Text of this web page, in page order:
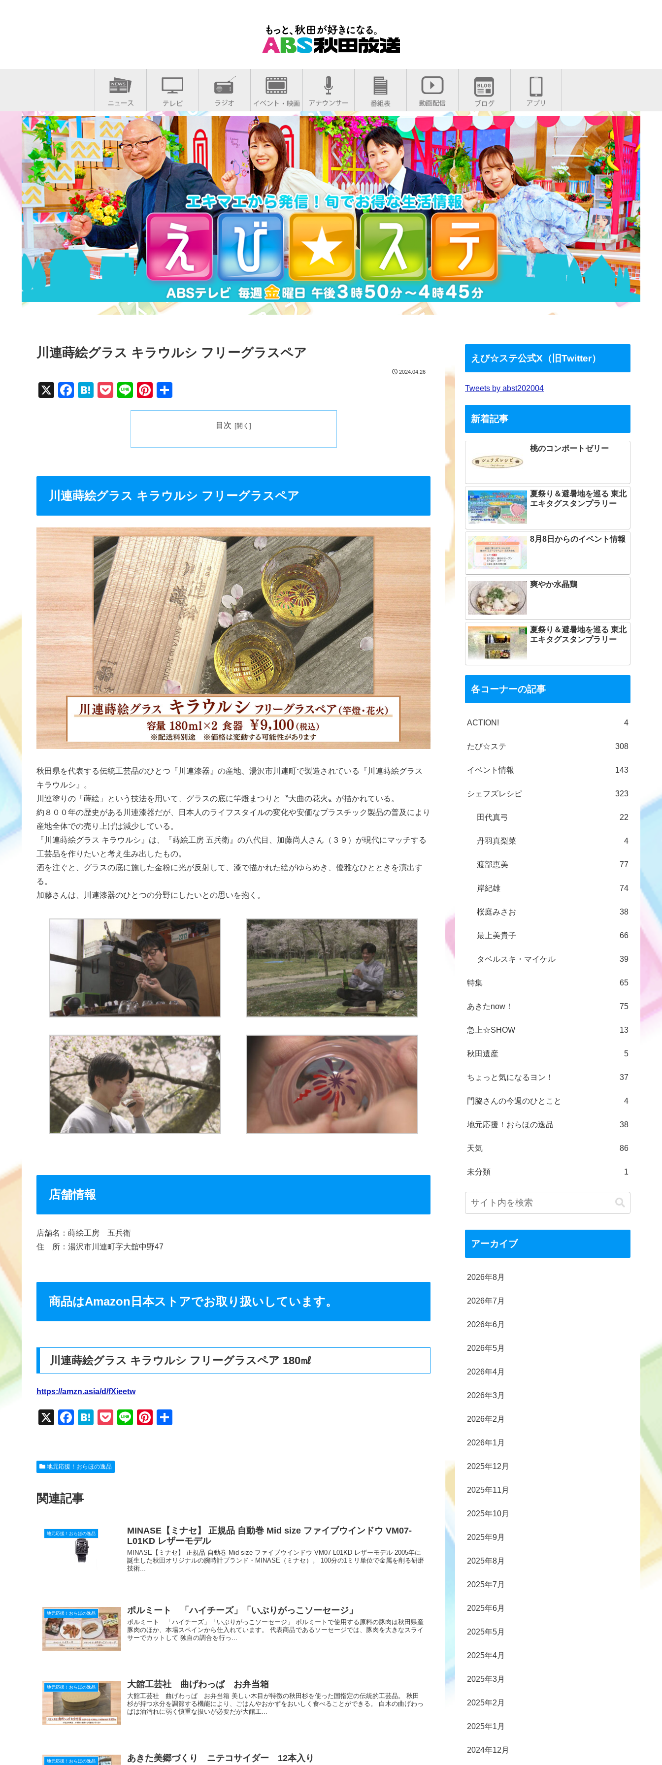
川連蒔絵グラス キラウルシ フリーグラスペア
2024.04.26
X
F
k
H
P
Li
n
Pi
nt
st
有
目次
川連蒔絵グラス キラウルシ フリーグラスペア
秋田県を代表する伝統工芸品のひとつ『川連漆器』の産地、湯沢市川連町で製造されている『川連蒔絵グラス
キラウルシ』。
川連塗りの「蒔絵」という技法を用いて、グラスの底に竿燈まつりと〝大曲の花火〟が描かれている。
約８００年の歴史がある川連漆器だが、日本人のライフスタイルの変化や安価なプラスチック製品の普及により
産地全体での売り上げは減少している。
『川連蒔絵グラス キラウルシ』は、『蒔絵工房 五兵衛』の八代目、加藤尚人さん（３９）が現代にマッチする
工芸品を作りたいと考え生み出したもの。
酒を注ぐと、グラスの底に施した金粉に光が反射して、漆で描かれた絵がゆらめき、優雅なひとときを演出す
る。
加藤さんは、川連漆器のひとつの分野にしたいとの思いを抱く。
店舗情報
店舗名：蒔絵工房 五兵衛
住 所：湯沢市川連町字大舘中野47
商品はAmazon日本ストアでお取り扱いしています。
川連蒔絵グラス キラウルシ フリーグラスペア 180㎖
https://amzn.asia/d/fXieetw
X
F
e
o
k
H
n
P
et
Li
Pi
地元応援！おらほの逸品
関連記事
地元応援！おらほの逸品
MINASE【ミナセ】 正規品 自動巻 Mid size ファイブウインドウ VM07-
L01KD レザーモデル
MINASE【ミナセ】 正規品 自動巻 Mid size ファイブウインドウ VM07-L01KD レザーモデル 2005年に
誕生した秋田オリジナルの腕時計ブランド・MINASE（ミナセ）。 100分の1ミリ単位で金属を削る研磨
技術...
地元応援！おらほの逸品 ポルミート 「ハイチーズ」「いぶりがっこソーセージ」
ポルミート 「ハイチーズ」「いぶりがっこソーセージ」 ポルミートで使用する原料の豚肉は秋田県産
豚肉のほか、本場スペインから仕入れています。 代表商品であるソーセージでは、豚肉を大きなスライ
サーでカットして 独自の調合を行っ...
地元応援！おらほの逸品 大館工芸社 曲げわっぱ お弁当箱
大館工芸社 曲げわっぱ お弁当箱 美しい木目が特徴の秋田杉を使った国指定の伝統的工芸品。 秋田
杉が持つ水分を調節する機能により、ごはんやおかずをおいしく食べることができる。 白木の曲げわっ
ぱは油汚れに弱く慎重な扱いが必要だが大館工...
地元応援！おらほの逸品 あきた美郷づくり ニテコサイダー 12本入り
えび☆ステ公式X（旧Twitter）
Tweets by abst202004
新着記事
桃のコンポートゼリー
夏祭り＆避暑地を巡る 東北
エキタグスタンプラリー
8月8日からのイベント情報
爽やか水晶鶏
夏祭り＆避暑地を巡る 東北
エキタグスタンプラリー
各コーナーの記事
ACTION! 4
たび☆ステ 308
イベント情報 143
シェフズレシピ 323
田代真弓 22
丹羽真梨菜 4
渡部恵美 77
岸紀雄 74
桜庭みさお 38
最上美貴子 66
タベルスキ・マイケル 39
特集 65
あきたnow！ 75
急上☆SHOW 13
秋田遺産 5
ちょっと気になるヨン！ 37
門脇さんの今週のひとこと 4
地元応援！おらほの逸品 38
天気 86
未分類 1
アーカイブ
2026年8月
2026年7月
2026年6月
2026年5月
2026年4月
2026年3月
2026年2月
2026年1月
2025年12月
2025年11月
2025年10月
2025年9月
2025年8月
2025年7月
2025年6月
2025年5月
2025年4月
2025年3月
2025年2月
2025年1月
2024年12月